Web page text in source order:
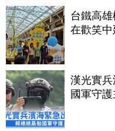
台鐵高
在歡笑中
漢光實
國軍守